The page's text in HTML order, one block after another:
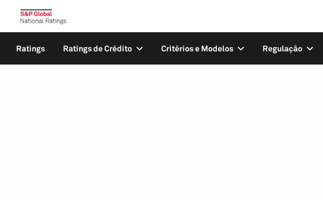
Ratings Ratings de Crédito Critérios e Modelos Regulação